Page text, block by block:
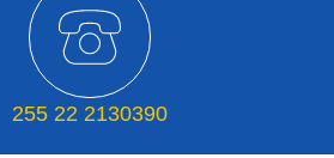
255 22 2130390